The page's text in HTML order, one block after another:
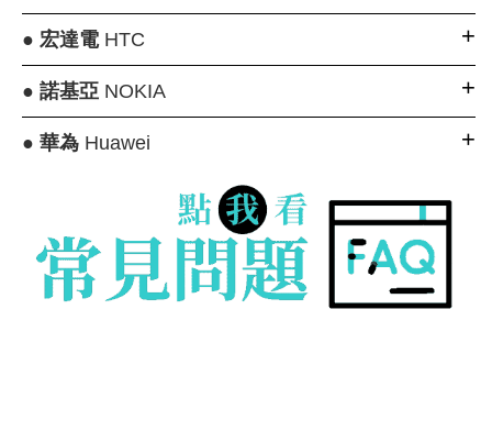
● 宏達電HTC
● 諾基亞NOKIA
● 華為Huawei